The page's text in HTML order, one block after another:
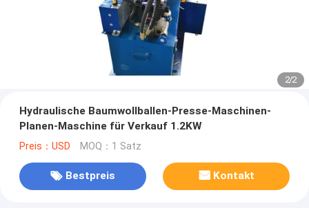
2/2
Hydraulische Baumwollballen-Presse-Maschinen-
Planen-Maschine für Verkauf 1.2KW
Preis：USD MOQ：1 Satz
Bestpreis Kontakt